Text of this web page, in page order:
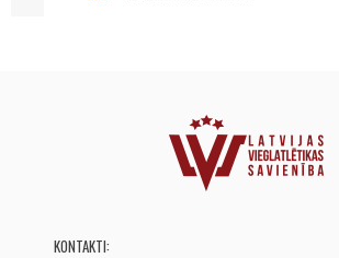
KONTAKTI: